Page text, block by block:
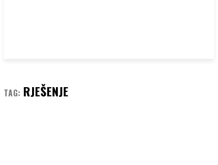
TAG: RJEŠENJE